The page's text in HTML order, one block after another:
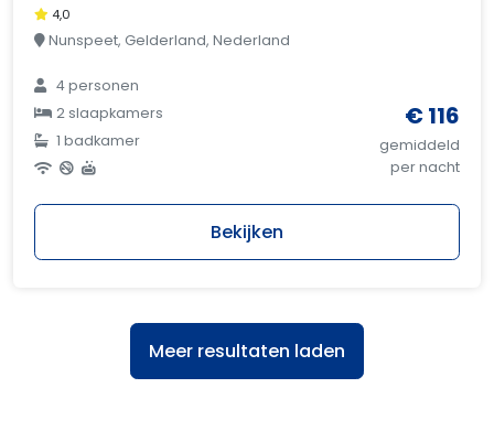
4,0
Nunspeet, Gelderland, Nederland
4 personen
2 slaapkamers
1 badkamer
€ 116
gemiddeld
per nacht
Bekijken
Meer resultaten laden